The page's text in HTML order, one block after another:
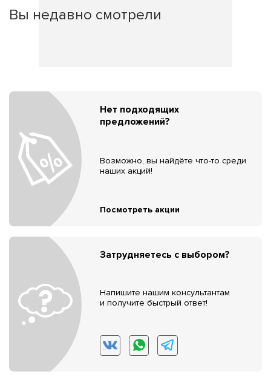
Вы недавно смотрели
Нет подходящих
предложений?
Возможно, вы найдёте что-то среди
наших акций!
Посмотреть акции
Затрудняетесь с выбором?
Напишите нашим консультантам
и получите быстрый ответ!